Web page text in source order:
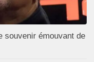
souvenir émouvant de